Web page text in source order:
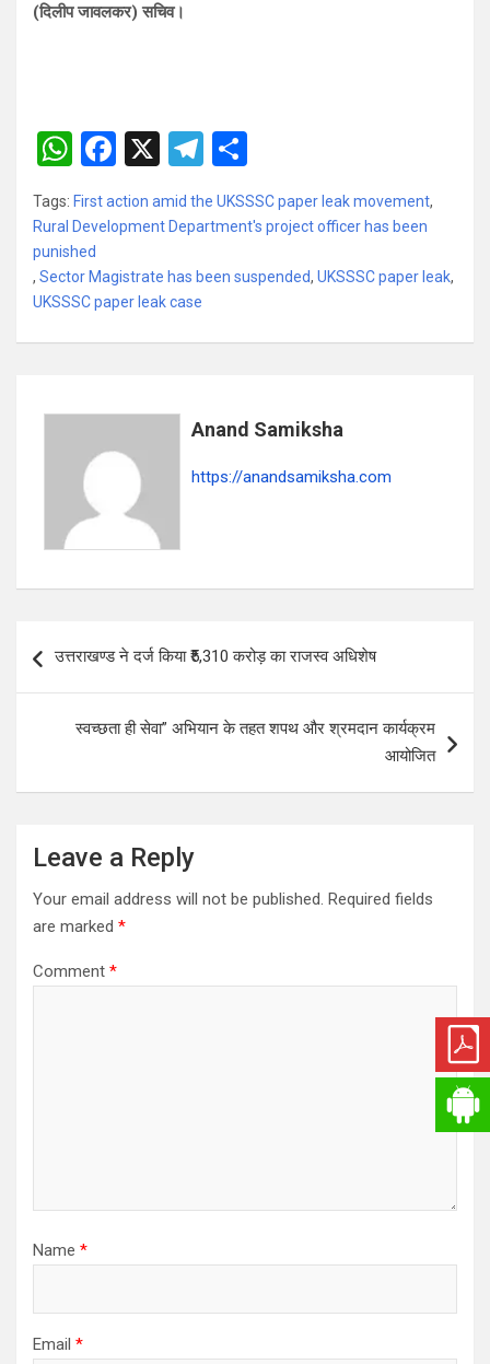
(दिलीप जावलकर) सचिव।
W
h
at
s
A
F
a
ce
o
X
T
el
e
a
h
ar
Tags: First action amid the UKSSSC paper leak movement,
Rural Development Department's project officer has been
punished
, Sector Magistrate has been suspended, UKSSSC paper leak,
UKSSSC paper leak case
Anand Samiksha
https://anandsamiksha.com
उत्तराखण्ड ने दर्ज किया ₹5,310 करोड़ का राजस्व अधिशेष
स्वच्छता ही सेवा” अभियान के तहत शपथ और श्रमदान कार्यक्रम
आयोजित
Leave a Reply
Your email address will not be published. Required fields
are marked *
Comment *
Name *
Email *